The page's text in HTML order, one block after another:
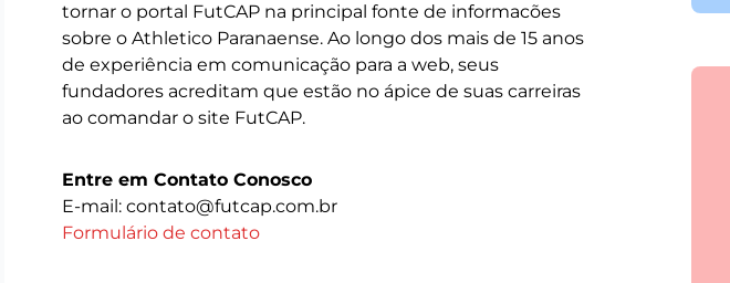
tornar o portal FutCAP na principal fonte de informacões
sobre o Athletico Paranaense. Ao longo dos mais de 15 anos
de experiência em comunicação para a web, seus
fundadores acreditam que estão no ápice de suas carreiras
ao comandar o site FutCAP.
Entre em Contato Conosco
E-mail: contato@futcap.com.br
Formulário de contato